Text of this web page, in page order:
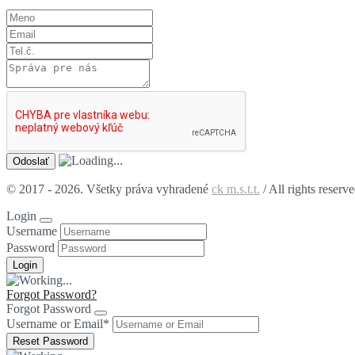
© 2017 - 2026. Všetky práva vyhradené ck m.s.t.t. / All rights
Login
Username
Password
Forgot Password?
Forgot Password
Username or Email*